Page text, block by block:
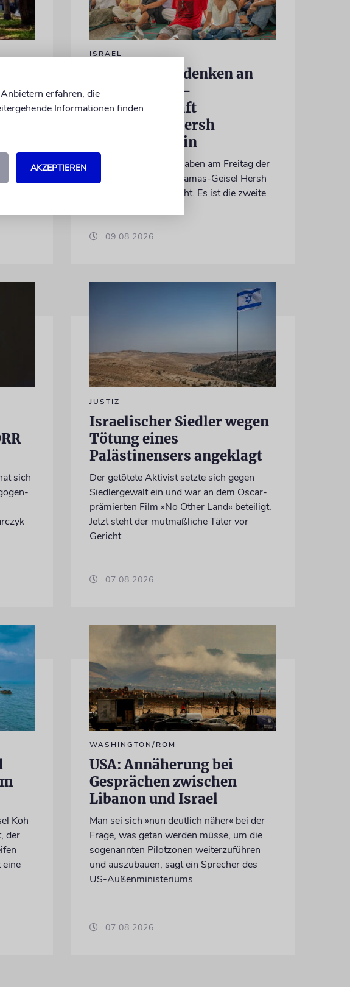
von
ISRAEL
Jerusalem: Gedenken an
den in Hamas-
Gefangenschaft
ermordeten Hersh
Goldberg-Polin
Hunderte Menschen haben am Freitag der
in Gaza ermordeten Hamas-Geisel Hersh
Goldberg-Polin gedacht. Es ist die zweite
09.08.2026
sich
JUSTIZ
Israelischer Siedler wegen
Tötung eines
Palästinensers angeklagt
Der getötete Aktivist setzte sich gegen
Siedlergewalt ein und war an dem Oscar-
prämierten Film »No Other Land« beteiligt.
Jetzt steht der mutmaßliche Täter vor
Gericht
07.08.2026
Koh
der
WASHINGTON/ROM
USA: Annäherung bei
Gesprächen zwischen
Libanon und Israel
Man sei sich »nun deutlich näher« bei der
Frage, was getan werden müsse, um die
sogenannten Pilotzonen weiterzuführen
und auszubauen, sagt ein Sprecher des
US-Außenministeriums
07.08.2026
erfahren, die
Informationen finden
AKZEPTIEREN